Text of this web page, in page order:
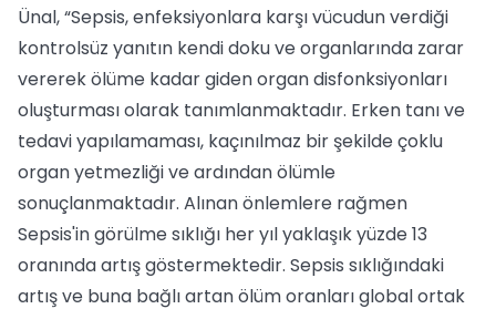
Ünal, “Sepsis, enfeksiyonlara karşı vücudun verdiği
kontrolsüz yanıtın kendi doku ve organlarında zarar
vererek ölüme kadar giden organ disfonksiyonları
oluşturması olarak tanımlanmaktadır. Erken tanı ve
tedavi yapılamaması, kaçınılmaz bir şekilde çoklu
organ yetmezliği ve ardından ölümle
sonuçlanmaktadır. Alınan önlemlere rağmen
Sepsis'in görülme sıklığı her yıl yaklaşık yüzde 13
oranında artış göstermektedir. Sepsis sıklığındaki
artış ve buna bağlı artan ölüm oranları global ortak